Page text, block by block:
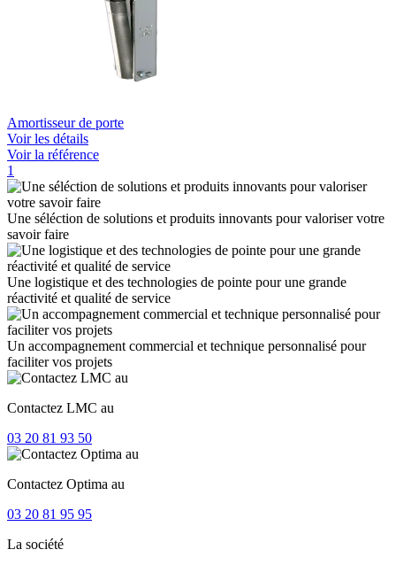
Amortisseur de porte
Voir les détails
Voir la référence
1
Une séléction de solutions et produits innovants pour valoriser votre
savoir faire
Une logistique et des technologies de pointe pour une grande
réactivité et qualité de service
Un accompagnement commercial et technique personnalisé pour
faciliter vos projets
Contactez LMC au
03 20 81 93 50
Contactez Optima au
03 20 81 95 95
La société